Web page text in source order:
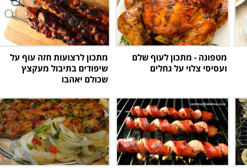
מטפונה - מתכון לעוף שלם
ועסיסי צלוי על גחלים
מתכון לרצועות חזה עוף על
שיפודים בתיבול מעקצץ
שכולם יאהבו